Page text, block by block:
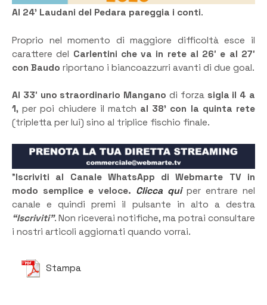
Al 24’ Laudani del Pedara pareggia i conti.
Proprio nel momento di maggiore difficoltà esce il
carattere del Carlentini che va in rete al 26′ e al 27′
con Baudo riportano i biancoazzurri avanti di due goal.
Al 33′ uno straordinario Mangano di forza sigla il 4 a
1, per poi chiudere il match al 38’ con la quinta rete
(tripletta per lui) sino al triplice fischio finale.
”Iscriviti al Canale WhatsApp di Webmarte TV in
modo semplice e veloce. Clicca quiper entrare nel
canale e quindi premi il pulsante in alto a destra
“Iscriviti”. Non riceverai notifiche, ma potrai consultare
i nostri articoli aggiornati quando vorrai.
Stampa